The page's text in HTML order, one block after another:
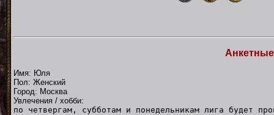
Имя: Юля
Пол: Женский
Город: Москва
Увлечения / хобби:
по четвергам, субботам и понедельникам лига будет